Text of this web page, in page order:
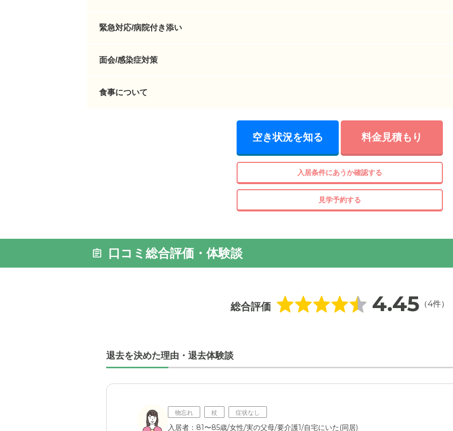
緊急対応/病院付き添い
面会/感染症対策
食事について
空き状況を知る 料金見積もり
入居条件にあうか確認する
見学予約する
口コミ総合評価・体験談
総合評価 4.45 （4件）
退去を決めた理由・退去体験談
物忘れ 杖 症状なし
入居者：81〜85歳/女性/実の父母/要介護1/自宅にいた(同居)